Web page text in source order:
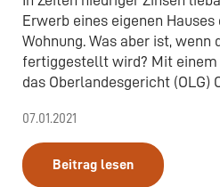
Erwerb eines eigenen
Wohnung. Was aber ist,
fertiggestellt wird? Mit
das Oberlandesgericht (OLG)
07.01.2021
Beitrag lesen